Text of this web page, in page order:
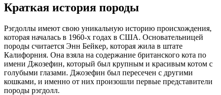
Краткая история породы
Рэгдоллы имеют свою уникальную историю происхождения,
которая началась в 1960-х годах в США. Основательницей
породы считается Энн Бейкер, которая жила в штате
Калифорния. Она взяла на содержание британского кота по
имени Джозефин, который был крупным и красивым котом с
голубыми глазами. Джозефин был пересечен с другими
кошками, и именно от них произошли первые представители
породы рэгдолл.